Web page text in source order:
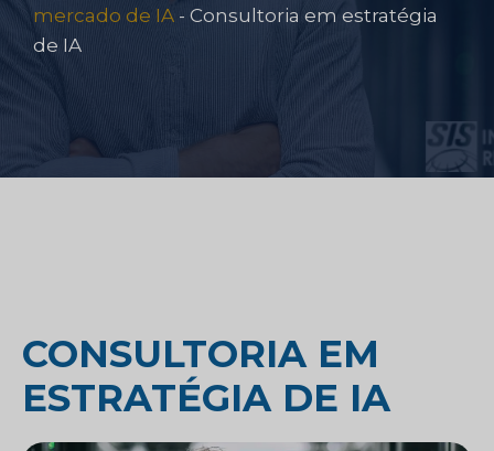
mercado de IA - Consultoria em estratégia
de IA
CONSULTORIA EM
ESTRATÉGIA DE IA